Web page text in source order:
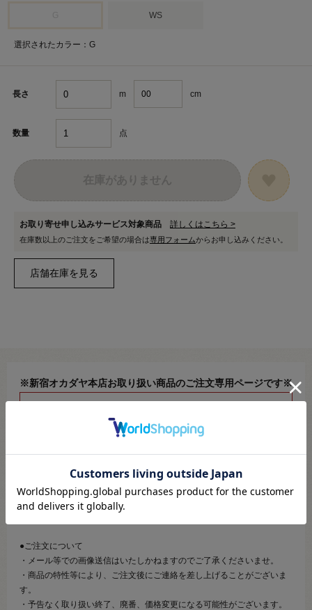
WS
選択されたカラー：G
長さ m cm
数量 点
お取り寄せ申し込みサービス対象商品 詳しくはこちら >
在庫数以上のご注文をご希望の場合は専用フォームからお申し込みください。
※新宿オカダヤ本店お取り扱い商品のご注文専用ページです※
をご確認いただいた上でご注文いただけるページです。
そのため、商品画像および詳細は記載しておりません。
併せて下記のご説明事項につきましてもご確認、ご了承の上、ご注
文いただきますようお願いいたします。
●ご注文について
・メール等での画像送信はいたしかねますのでご了承くださいませ。
・商品の特性等により、ご注文後にご連絡を差し上げることがございま
す。
・予告なく取り扱い終了、廃番、価格変更になる可能性がございます。